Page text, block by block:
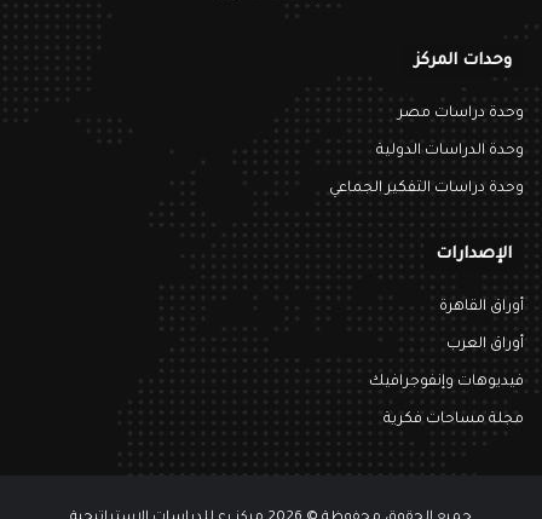
وحدات المركز
وحدة دراسات مصر
وحدة الدراسات الدولية
وحدة دراسات التفكير الجماعي
الإصدارات
أوراق القاهرة
أوراق العرب
فيديوهات وإنفوجرافيك
مجلة مساحات فكرية